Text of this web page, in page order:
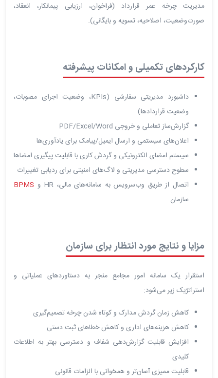
مدیریت چرخه عمر قرارداد (فراخوان، ارزیابی پیمانکار، انعقاد،
صورت‌وضعیت، اصلاحیه، تسویه و بایگانی).
کارکردهای تکمیلی و امکانات پیشرفته
داشبورد مدیریتی سفارشی (KPIs، وضعیت اجرای مصوبات،
وضعیت قراردادها)
گزارش‌ساز تعاملی و خروجی PDF/Excel/Word
اعلان‌های سیستمی و ارسال ایمیل/پیامک برای یادآوری‌ها
سیستم امضای الکترونیکی و گردش کاری با قابلیت پیگیری امضاها
سطوح دسترسی مدیریتی و لاگ‌های امنیتی برای ردیابی تغییرات
اتصال از طریق وب‌سرویس به سامانه‌های مالی، HR و
BPMS
سازمان
مزایا و نتایج مورد انتظار برای سازمان
استقرار یک سامانه امور مجامع منجر به دستاوردهای عملیاتی و
استراتژیک زیر می‌شود:
کاهش زمان گردش مدارک و کوتاه شدن چرخه تصمیم‌گیری
کاهش هزینه‌های اداری و کاهش خطاهای ثبت دستی
افزایش قابلیت گزارش‌دهی شفاف و دسترسی بهتر به اطلاعات
کلیدی
قابلیت ممیزی آسان‌تر و همخوانی با الزامات قانونی